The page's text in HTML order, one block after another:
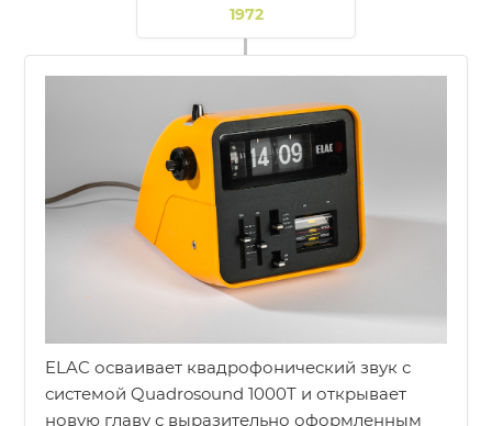
1972
ELAC осваивает квадрофонический звук с
системой Quadrosound 1000T и открывает
новую главу с выразительно оформленным